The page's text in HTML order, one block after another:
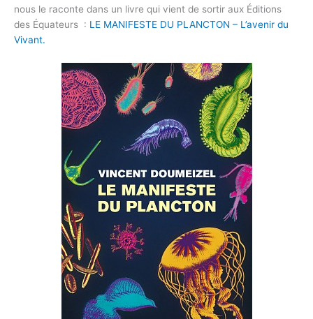
nous le raconte dans un livre qui vient de sortir aux Éditions
des Équateurs : LE MANIFESTE DU PLANCTON – L’avenir du
Vivant.